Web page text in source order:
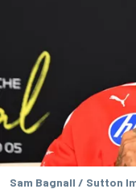
Sam Bagnall / Sutton